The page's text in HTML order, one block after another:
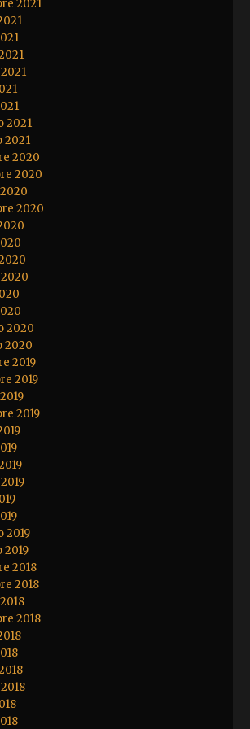
2021
2021
2021
2020
2020
2020
2020
2020
2019
2019
2019
2019
2019
2018
2018
2018